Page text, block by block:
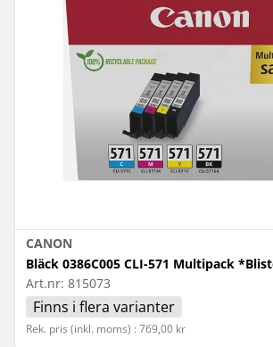
CANON
Bläck 0386C005 CLI-571 Multipack
Art.nr: 815073
Finns i flera varianter
Rek. pris (inkl. moms) : 769,00 kr